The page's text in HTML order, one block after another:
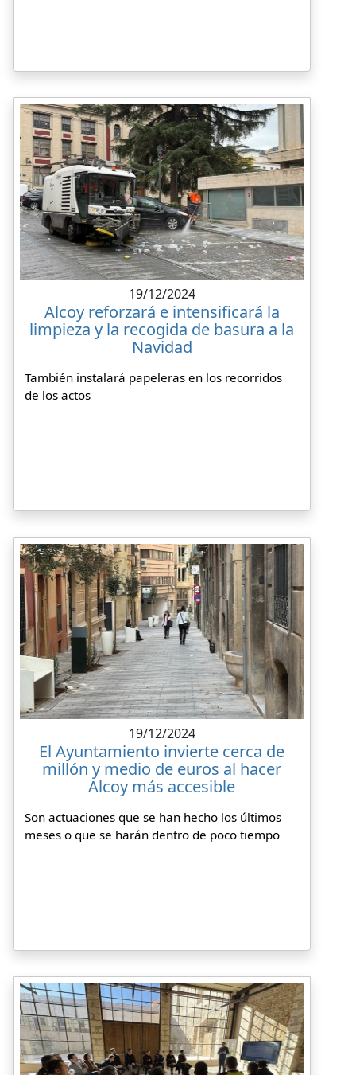
19/12/2024
Alcoy reforzará e intensificará la
limpieza y la recogida de basura a la
Navidad
También instalará papeleras en los recorridos
de los actos
19/12/2024
El Ayuntamiento invierte cerca de
millón y medio de euros al hacer
Alcoy más accesible
Son actuaciones que se han hecho los últimos
meses o que se harán dentro de poco tiempo